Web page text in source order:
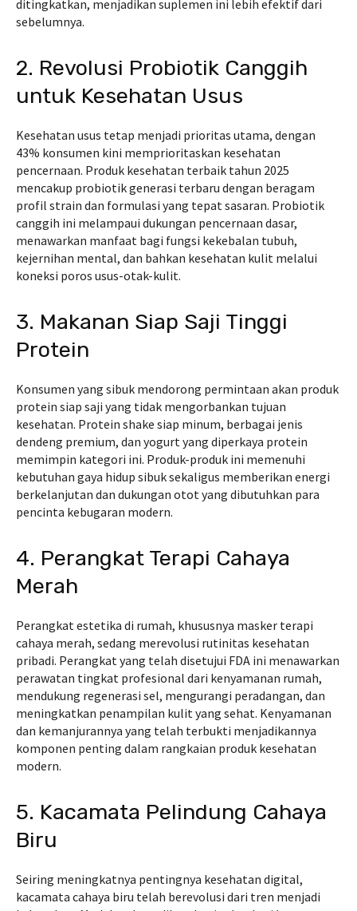
ditingkatkan, menjadikan suplemen ini lebih efektif dari
sebelumnya.
2. Revolusi Probiotik Canggih
untuk Kesehatan Usus
Kesehatan usus tetap menjadi prioritas utama, dengan
43% konsumen kini memprioritaskan kesehatan
pencernaan. Produk kesehatan terbaik tahun 2025
mencakup probiotik generasi terbaru dengan beragam
profil strain dan formulasi yang tepat sasaran. Probiotik
canggih ini melampaui dukungan pencernaan dasar,
menawarkan manfaat bagi fungsi kekebalan tubuh,
kejernihan mental, dan bahkan kesehatan kulit melalui
koneksi poros usus-otak-kulit.
3. Makanan Siap Saji Tinggi
Protein
Konsumen yang sibuk mendorong permintaan akan produk
protein siap saji yang tidak mengorbankan tujuan
kesehatan. Protein shake siap minum, berbagai jenis
dendeng premium, dan yogurt yang diperkaya protein
memimpin kategori ini. Produk-produk ini memenuhi
kebutuhan gaya hidup sibuk sekaligus memberikan energi
berkelanjutan dan dukungan otot yang dibutuhkan para
pencinta kebugaran modern.
4. Perangkat Terapi Cahaya
Merah
Perangkat estetika di rumah, khususnya masker terapi
cahaya merah, sedang merevolusi rutinitas kesehatan
pribadi. Perangkat yang telah disetujui FDA ini menawarkan
perawatan tingkat profesional dari kenyamanan rumah,
mendukung regenerasi sel, mengurangi peradangan, dan
meningkatkan penampilan kulit yang sehat. Kenyamanan
dan kemanjurannya yang telah terbukti menjadikannya
komponen penting dalam rangkaian produk kesehatan
modern.
5. Kacamata Pelindung Cahaya
Biru
Seiring meningkatnya pentingnya kesehatan digital,
kacamata cahaya biru telah berevolusi dari tren menjadi